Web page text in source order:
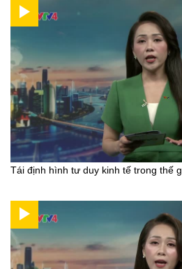
Tái định hình tư duy kinh tế trong thế